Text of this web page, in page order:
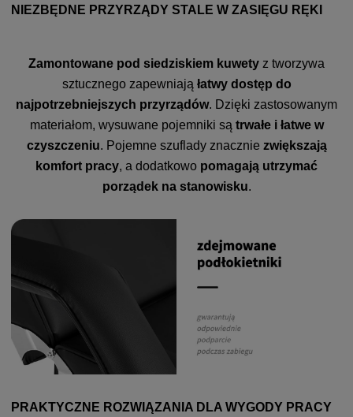
NIEZBĘDNE PRZYRZĄDY STALE W ZASIĘGU RĘKI
Zamontowane pod siedziskiem kuwety z tworzywa
sztucznego zapewniają łatwy dostęp do
najpotrzebniejszych przyrządów. Dzięki zastosowanym
materiałom, wysuwane pojemniki są trwałe i łatwe w
czyszczeniu. Pojemne szuflady znacznie zwiększają
komfort pracy, a dodatkowo pomagają utrzymać
porządek na stanowisku.
PRAKTYCZNE ROZWIĄZANIA DLA WYGODY PRACY